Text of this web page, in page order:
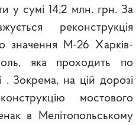
у сумі 14,2 млн. грн. За
реконструкція
значення М-26 Харків-
яка проходить по
. Зокрема, на цій дорозі
мостового
в Мелітопольському